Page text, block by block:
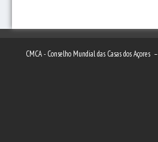
CMCA - Conselho Mundial das Casas dos Açores –